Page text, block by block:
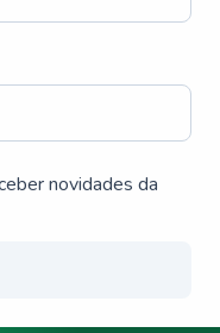
novidades da